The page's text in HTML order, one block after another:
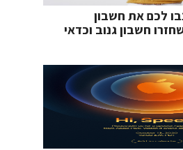
לכם את חשבון
חשבון גנוב וכדאי